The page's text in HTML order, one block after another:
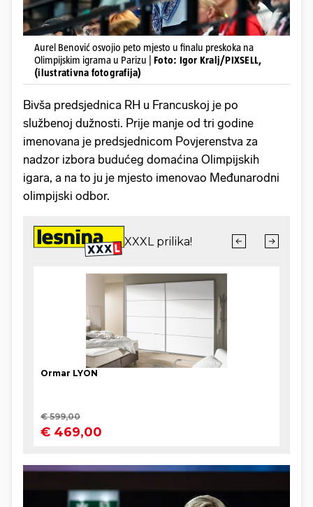
Aurel Benović osvojio peto mjesto u finalu preskoka na
Olimpijskim igrama u Parizu | Foto: Igor Kralj/PIXSELL,
(ilustrativna fotografija)
Bivša predsjednica RH u Francuskoj je po
službenoj dužnosti. Prije manje od tri godine
imenovana je predsjednicom Povjerenstva za
nadzor izbora budućeg domaćina Olimpijskih
igara, a na to ju je mjesto imenovao Međunarodni
olimpijski odbor.